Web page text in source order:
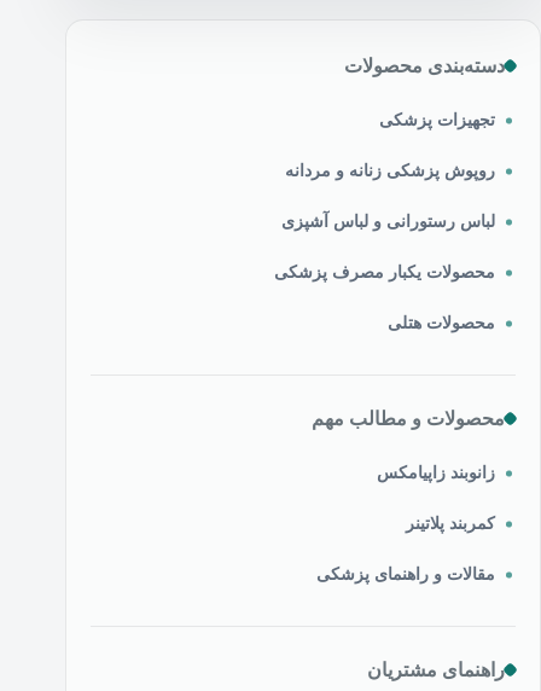
دسته‌بندی محصولات
تجهیزات پزشکی
روپوش پزشکی زنانه و مردانه
لباس رستورانی و لباس آشپزی
محصولات یکبار مصرف پزشکی
محصولات هتلی
محصولات و مطالب مهم
زانوبند زاپیامکس
کمربند پلاتینر
مقالات و راهنمای پزشکی
راهنمای مشتریان